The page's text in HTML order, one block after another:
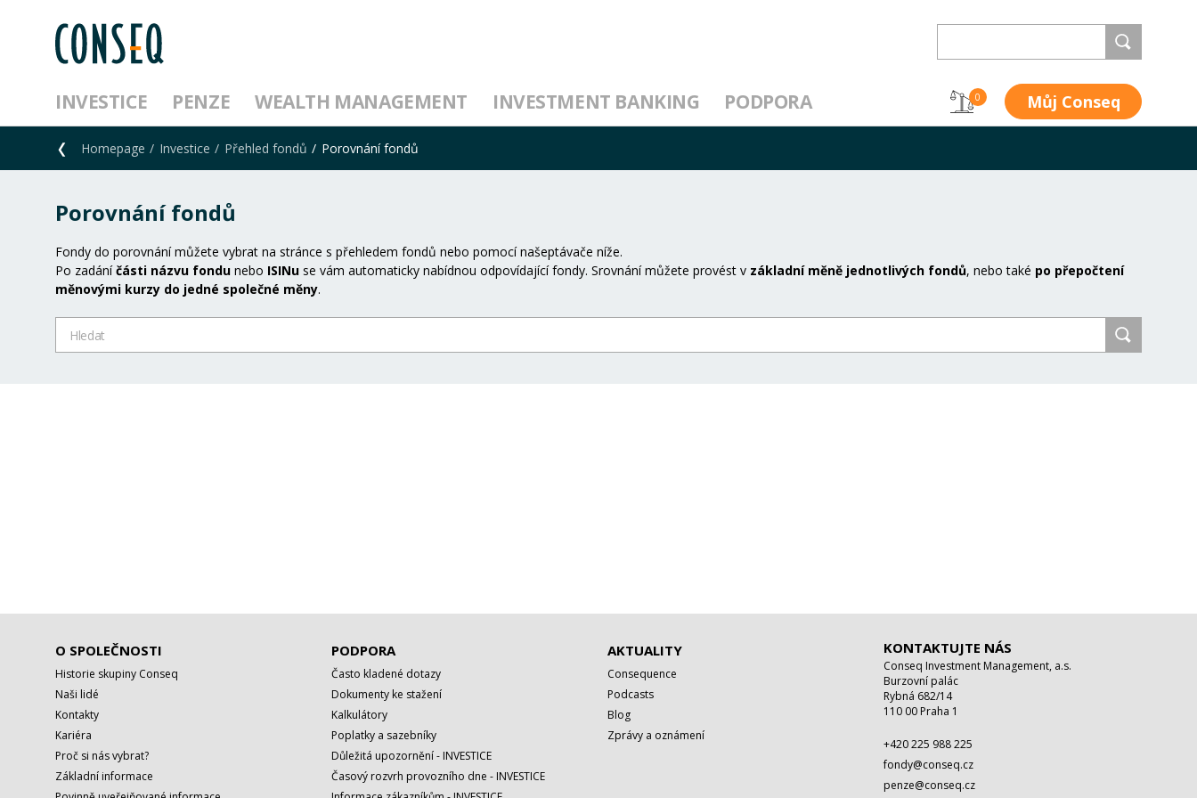
INVESTICE PENZE WEALTH MANAGEMENT INVESTMENT BANKING PODPORA 0 Můj Conseq
Homepage Investice Přehled fondů Porovnání fondů
Porovnání fondů
Fondy do porovnání můžete vybrat na stránce s přehledem fondů nebo pomocí našeptávače níže.
Po zadáníčásti názvu fondu nebo ISINu se vám automaticky nabídnou odpovídající fondy. Srovnání můžete provést v základní měně jednotlivých fondů, nebo také po přepočtení
měnovými kurzy do jedné společné měny.
O SPOLEČNOSTI
Historie skupiny Conseq
Naši lidé
Kontakty
Kariéra
Proč si nás vybrat?
Základní informace
PODPORA
Často kladené dotazy
Dokumenty ke stažení
Kalkulátory
Poplatky a sazebníky
Důležitá upozornění - INVESTICE
Časový rozvrh provozního dne - INVESTICE
AKTUALITY
Consequence
Podcasts
Blog
Zprávy a oznámení
KONTAKTUJTE NÁS
Conseq Investment Management, a.s.
Burzovní palác
Rybná 682/14
110 00 Praha 1
+420 225 988 225
fondy@conseq.cz
penze@conseq.cz